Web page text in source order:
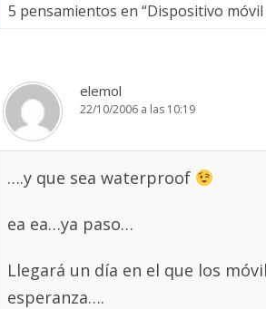
5 pensamientos en “Dispositivo
elemol
22/10/2006 a las 10:19
….y que sea waterproof
ea ea…ya paso…
Llegará un día en el que los
esperanza….